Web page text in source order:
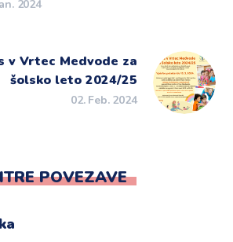
2024
v Vrtec Medvode za
šolsko leto 2024/25
02. Feb. 2024
POVEZAVE